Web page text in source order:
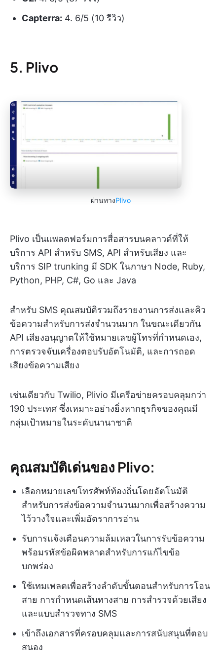
Capterra: 4. 6/5 (10 รีวิว)
5. Plivo
ผ่านทางPlivo
Plivo เป็นแพลตฟอร์มการสื่อสารบนคลาวด์ที่ให้
บริการ API สำหรับ SMS, API สำหรับเสียง และ
บริการ SIP trunking มี SDK ในภาษา Node, Ruby,
Python, PHP, C#, Go และ Java
สำหรับ SMS คุณสมบัติรวมถึงรายงานการส่งและคิว
ข้อความสำหรับการส่งจำนวนมาก ในขณะเดียวกัน
API เสียงอนุญาตให้ใช้หมายเลขผู้โทรที่กำหนดเอง,
การตรวจจับเครื่องตอบรับอัตโนมัติ, และการถอด
เสียงข้อความเสียง
เช่นเดียวกับ Twilio, Plivio มีเครือข่ายครอบคลุมกว่า
190 ประเทศ ซึ่งเหมาะอย่างยิ่งหากธุรกิจของคุณมี
กลุ่มเป้าหมายในระดับนานาชาติ
คุณสมบัติเด่นของ Plivo:
เลือกหมายเลขโทรศัพท์ท้องถิ่นโดยอัตโนมัติ
สำหรับการส่งข้อความจำนวนมากเพื่อสร้างความ
ไว้วางใจและเพิ่มอัตราการอ่าน
รับการแจ้งเตือนความล้มเหลวในการรับข้อความ
พร้อมรหัสข้อผิดพลาดสำหรับการแก้ไขข้อ
บกพร่อง
ใช้เทมเพลตเพื่อสร้างลำดับขั้นตอนสำหรับการโอน
สาย การกำหนดเส้นทางสาย การสำรวจด้วยเสียง
และแบบสำรวจทาง SMS
เข้าถึงเอกสารที่ครอบคลุมและการสนับสนุนที่ตอบ
สนอง